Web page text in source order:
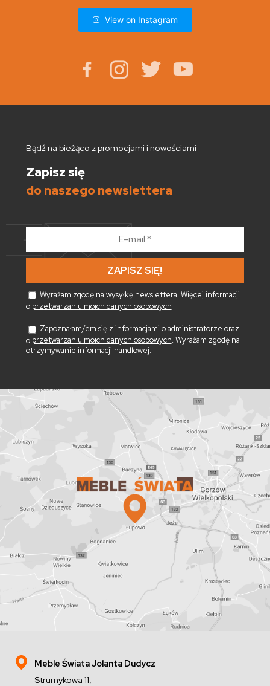
View on Instagram
Bądź na bieżąco z promocjami i nowościami
Zapisz się
do naszego newslettera
*
Wyrażam zgodę na wysyłkę newslettera. Więcej informacji
o przetwarzaniu moich danych osobowych
Zapoznałam/em się z informacjami o administratorze oraz
o przetwarzaniu moich danych osobowych. Wyrażam zgodę na
otrzymywanie informacji handlowej.
Meble Świata Jolanta Dudycz
Strumykowa 11,